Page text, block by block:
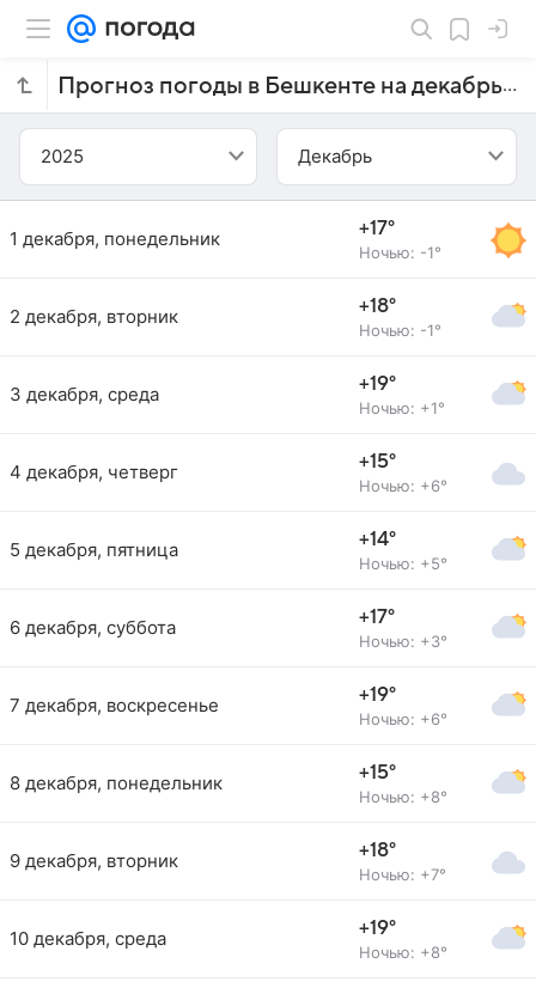
Прогноз погоды в Бешкенте на декабрь 2025 года
2025 Декабрь
1 декабря, понедельник +17°
Ночью: -1°
2 декабря, вторник +18°
Ночью: -1°
3 декабря, среда +19°
Ночью: +1°
4 декабря, четверг +15°
Ночью: +6°
5 декабря, пятница +14°
Ночью: +5°
6 декабря, суббота +17°
Ночью: +3°
7 декабря, воскресенье +19°
Ночью: +6°
8 декабря, понедельник +15°
Ночью: +8°
9 декабря, вторник +18°
Ночью: +7°
10 декабря, среда +19°
Ночью: +8°